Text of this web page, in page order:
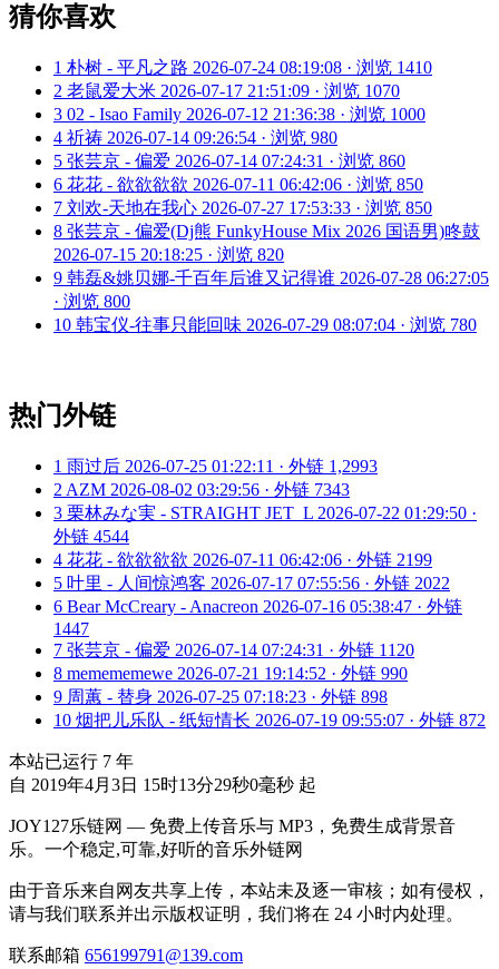
猜你喜欢
1 朴树 - 平凡之路 2026-07-24 08:19:08 · 浏览 1410
2 老鼠爱大米 2026-07-17 21:51:09 · 浏览 1070
3 02 - Isao Family 2026-07-12 21:36:38 · 浏览 1000
4 祈祷 2026-07-14 09:26:54 · 浏览 980
5 张芸京 - 偏爱 2026-07-14 07:24:31 · 浏览 860
6 花花 - 欲欲欲欲 2026-07-11 06:42:06 · 浏览 850
7 刘欢-天地在我心 2026-07-27 17:53:33 · 浏览 850
8 张芸京 - 偏爱(Dj熊 FunkyHouse Mix 2026 国语男)咚鼓
2026-07-15 20:18:25 · 浏览 820
9 韩磊&姚贝娜-千百年后谁又记得谁 2026-07-28 06:27:05
· 浏览 800
10 韩宝仪-往事只能回味 2026-07-29 08:07:04 · 浏览 780
热门外链
1 雨过后 2026-07-25 01:22:11 · 外链 1,2993
2 AZM 2026-08-02 03:29:56 · 外链 7343
3 栗林みな実 - STRAIGHT JET_L 2026-07-22 01:29:50 ·
外链 4544
4 花花 - 欲欲欲欲 2026-07-11 06:42:06 · 外链 2199
5 叶里 - 人间惊鸿客 2026-07-17 07:55:56 · 外链 2022
6 Bear McCreary - Anacreon 2026-07-16 05:38:47 · 外链
1447
7 张芸京 - 偏爱 2026-07-14 07:24:31 · 外链 1120
8 memememewe 2026-07-21 19:14:52 · 外链 990
9 周蕙 - 替身 2026-07-25 07:18:23 · 外链 898
10 烟把儿乐队 - 纸短情长 2026-07-19 09:55:07 · 外链 872
本站已运行 7 年
自 2019年4月3日 15时13分29秒0毫秒 起
JOY127乐链网 — 免费上传音乐与 MP3，免费生成背景音
乐。一个稳定,可靠,好听的音乐外链网
由于音乐来自网友共享上传，本站未及逐一审核；如有侵权，
请与我们联系并出示版权证明，我们将在 24 小时内处理。
联系邮箱 656199791@139.com